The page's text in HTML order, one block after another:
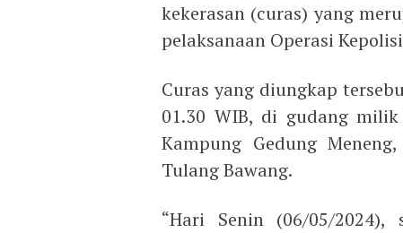
kekerasan (curas) yang
pelaksanaan Operasi
Curas yang diungkap
01.30 WIB, di gudang
Kampung Gedung
Tulang Bawang.
“Hari Senin (06/05/